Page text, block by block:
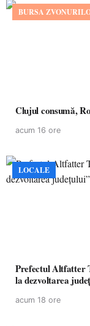
BURSA
Clujul consumă,
acum 16 ore
LOCALE
Prefectul Altfatter
la dezvoltarea
acum 18 ore